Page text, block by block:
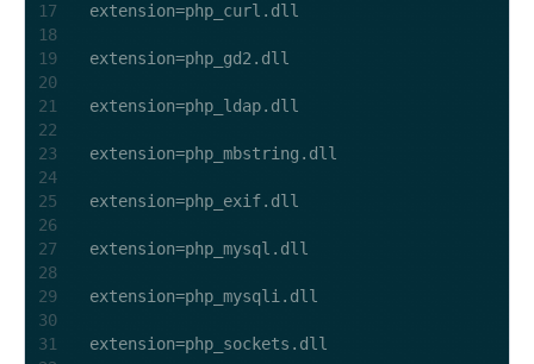
extension=php_curl.dll
extension=php_gd2.dll
extension=php_ldap.dll
extension=php_mbstring.dll
extension=php_exif.dll
extension=php_mysql.dll
extension=php_mysqli.dll
extension=php_sockets.dll